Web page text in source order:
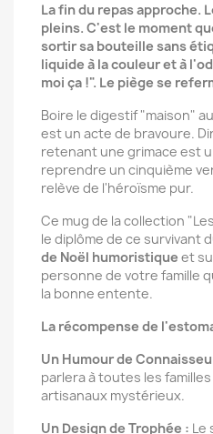
La fin du repas approche.
pleins. C'est le moment
sortir sa bouteille sans
liquide à la couleur et à
moi ça !". Le piège se
Boire le digestif "maison"
est un acte de bravoure.
retenant une grimace est
reprendre un cinquième
relève de l'héroïsme pur.
Ce mug de la collection
le diplôme de ce survivant
de Noël humoristique et
personne de votre famille
la bonne entente.
La récompense de
Un Humour de
parlera à toutes les
artisanaux mystérieux.
Un Design de Trophée : Le